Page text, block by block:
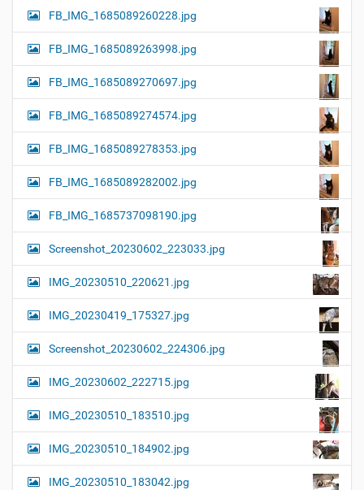
FB_IMG_1685089260228.jpg
FB_IMG_1685089263998.jpg
FB_IMG_1685089270697.jpg
FB_IMG_1685089274574.jpg
FB_IMG_1685089278353.jpg
FB_IMG_1685089282002.jpg
FB_IMG_1685737098190.jpg
Screenshot_20230602_223033.jpg
IMG_20230510_220621.jpg
IMG_20230419_175327.jpg
Screenshot_20230602_224306.jpg
IMG_20230602_222715.jpg
IMG_20230510_183510.jpg
IMG_20230510_184902.jpg
IMG_20230510_183042.jpg